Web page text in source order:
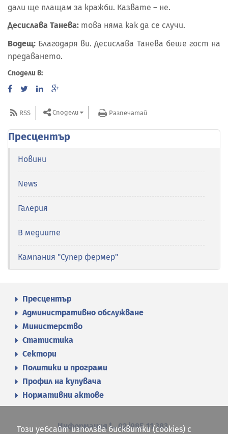
дали ще плащам за кражби. Казвате – не.
Десислава Танева: това няма как да се случи.
Водещ: Благодаря ви. Десислава Танева беше гост на
предаването.
Сподели в:
RSS Сподели Разпечатай
Пресцентър
Новини
News
Галерия
В медиите
Кампания "Супер фермер"
Пресцентър
Административно обслужване
Министерство
Статистика
Сектори
Политики и програми
Профил на купувача
Нормативни актове
Информация 02/985 11 383
Този уебсайт използва бисквитки (cookies) с